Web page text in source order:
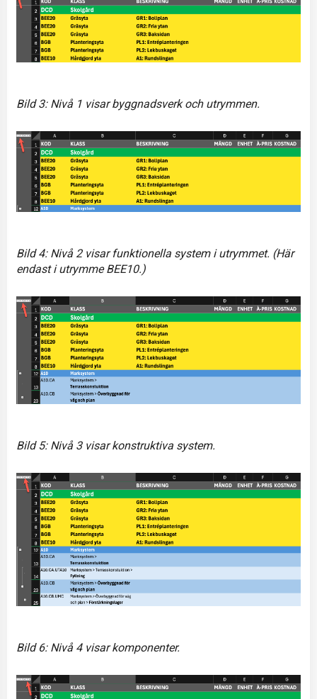
Bild 3: Nivå 1 visar byggnadsverk och utrymmen.
Bild 4: Nivå 2 visar funktionella system i utrymmet. (Här
endast i utrymme BEE10.)
Bild 5: Nivå 3 visar konstruktiva system.
Bild 6: Nivå 4 visar komponenter.